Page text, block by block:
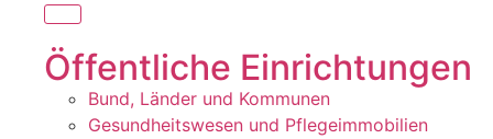
Öffentliche Einrichtungen
Bund, Länder und Kommunen
Gesundheitswesen und Pflegeimmobilien